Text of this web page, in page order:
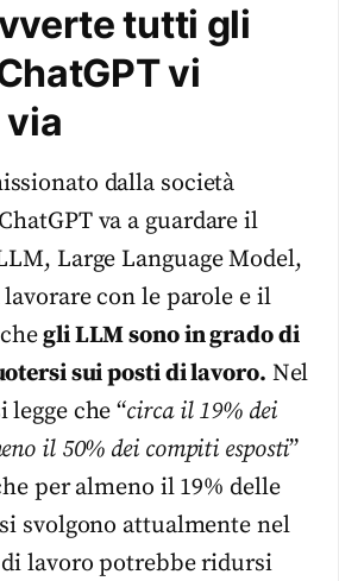
tutti gli
vi
dalla società
va a guardare il
Large Language Model,
con le parole e il
gli LLM sono in grado di
sui posti di lavoro. Nel
che “circa il 19% dei
il 50% dei compiti esposti”
per almeno il 19% delle
svolgono attualmente nel
lavoro potrebbe ridursi